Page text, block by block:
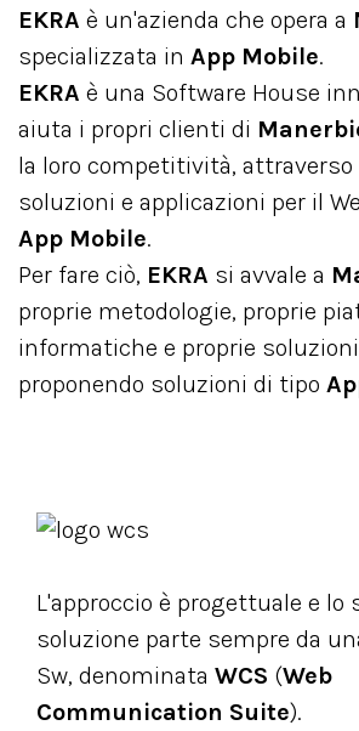
EKRA è un'azienda che opera a
specializzata in App Mobile.
EKRA è una Software House
aiuta i propri clienti di
la loro competitività, attraverso
soluzioni e applicazioni per il
App Mobile.
Per fare ciò, EKRA si avvale a
proprie metodologie, proprie
informatiche e proprie
proponendo soluzioni di tipo
L'approccio è progettuale e lo
soluzione parte sempre da
Sw, denominata WCS (Web
Communication Suite).